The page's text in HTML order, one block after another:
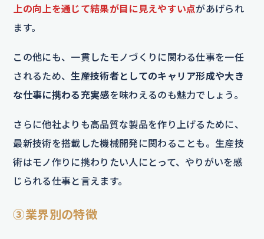
上の向上を通じて結果が目に見えやすい点があげられ
ます。
この他にも、一貫したモノづくりに関わる仕事を一任
されるため、生産技術者としてのキャリア形成や大き
な仕事に携わる充実感を味わえるのも魅力でしょう。
さらに他社よりも高品質な製品を作り上げるために、
最新技術を搭載した機械開発に関わることも。生産技
術はモノ作りに携わりたい人にとって、やりがいを感
じられる仕事と言えます。
③業界別の特徴